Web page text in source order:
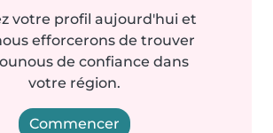
votre profil aujourd'hui et
efforcerons de trouver
de confiance dans
votre région.
Commencer